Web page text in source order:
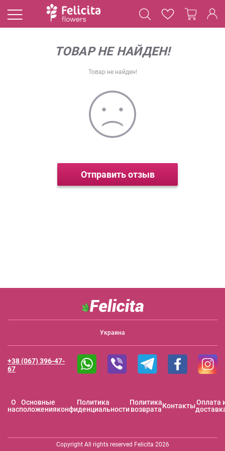
ТОВАР НЕ НАЙДЕН!
Товар не найден!
Отправить отзыв
Украина
O
нас
Основные
положения
Политика
конфиденциальности
Политика
возвратаКонтактыОплата
+38 (067) 396-47-
67
Copyright All rights reserved Felicita 2026